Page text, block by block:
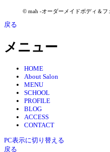
© mah -オーダーメイドボディ＆フ
戻る
メニュー
HOME
About Salon
MENU
SCHOOL
PROFILE
BLOG
ACCESS
CONTACT
PC表示に切り替える
戻る